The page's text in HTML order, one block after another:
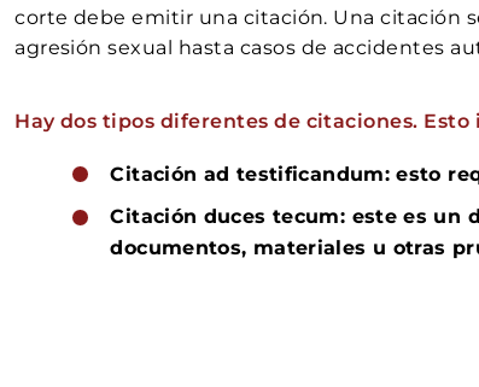
corte debe emitir una citación. Una citación
agresión sexual hasta casos de accidentes
Hay dos tipos diferentes de citaciones. Esto
Citación ad testificandum: esto
Citación duces tecum: este es un
documentos, materiales u otras